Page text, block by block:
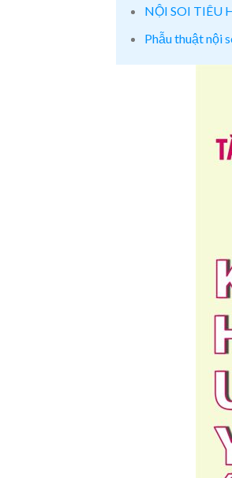
NỘI SOI TIÊU
Phẫu thuật nội